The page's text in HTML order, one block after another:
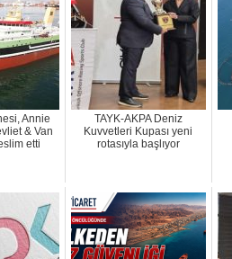
Annie
& Van
etti
TAYK-AKPA Deniz
Kuvvetleri Kupası yeni
rotasıyla başlıyor